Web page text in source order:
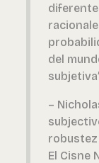
del
–
El Cisne